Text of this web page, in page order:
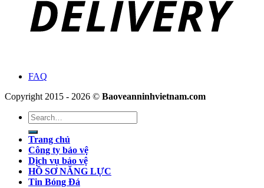
FAQ
Copyright 2015 - 2026 © Baoveanninhvietnam.com
Search
for:
Trang chủ
Công ty bảo vệ
Dịch vụ bảo vệ
HỒ SƠ NĂNG LỰC
Tin Bóng Đá